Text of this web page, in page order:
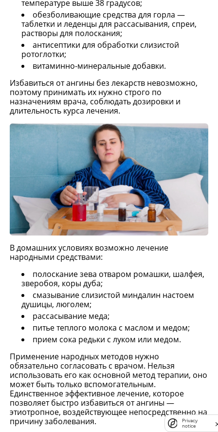
температуре выше 38 градусов;
обезболивающие средства для горла —
таблетки и леденцы для рассасывания, спреи,
растворы для полоскания;
антисептики для обработки слизистой
ротоглотки;
витаминно-минеральные добавки.
Избавиться от ангины без лекарств невозможно,
поэтому принимать их нужно строго по
назначениям врача, соблюдать дозировки и
длительность курса лечения.
В домашних условиях возможно лечение
народными средствами:
полоскание зева отваром ромашки, шалфея,
зверобоя, коры дуба;
смазывание слизистой миндалин настоем
душицы, люголем;
рассасывание меда;
питье теплого молока с маслом и медом;
прием сока редьки с луком или медом.
Применение народных методов нужно
обязательно согласовать с врачом. Нельзя
использовать его как основной метод терапии, оно
может быть только вспомогательным.
Единственное эффективное лечение, которое
позволяет быстро избавиться от ангины —
этиотропное, воздействующее непосредственно на
причину заболевания.
Privacy
notice